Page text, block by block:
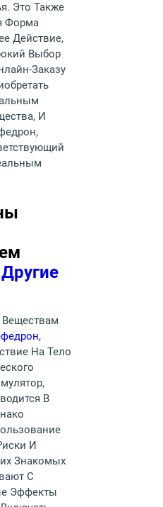
Это Также
Форма
Действие,
Выбор
Заказу
И
На Тело
В
И
Знакомых
С
Эффекты